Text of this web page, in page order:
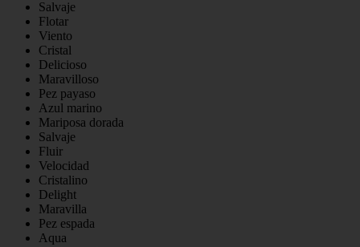
Salvaje
Flotar
Viento
Cristal
Delicioso
Maravilloso
Pez payaso
Azul marino
Mariposa dorada
Salvaje
Fluir
Velocidad
Cristalino
Delight
Maravilla
Pez espada
Aqua